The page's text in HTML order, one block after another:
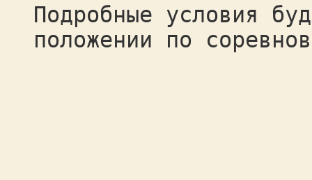
Подробные условия
положении по